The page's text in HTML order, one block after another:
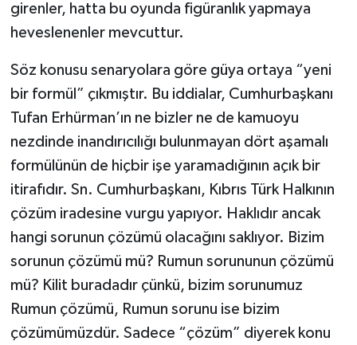
girenler, hatta bu oyunda figüranlık yapmaya
heveslenenler mevcuttur.
Söz konusu senaryolara göre güya ortaya “yeni
bir formül” çıkmıştır. Bu iddialar, Cumhurbaşkanı
Tufan Erhürman’ın ne bizler ne de kamuoyu
nezdinde inandırıcılığı bulunmayan dört aşamalı
formülünün de hiçbir işe yaramadığının açık bir
itirafıdır. Sn. Cumhurbaşkanı, Kıbrıs Türk Halkının
çözüm iradesine vurgu yapıyor. Haklıdır ancak
hangi sorunun çözümü olacağını saklıyor. Bizim
sorunun çözümü mü? Rumun sorununun çözümü
mü? Kilit buradadır çünkü, bizim sorunumuz
Rumun çözümü, Rumun sorunu ise bizim
çözümümüzdür. Sadece “çözüm” diyerek konu